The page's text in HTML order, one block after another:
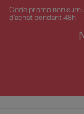
Code promo non
d’achat pendant 48h